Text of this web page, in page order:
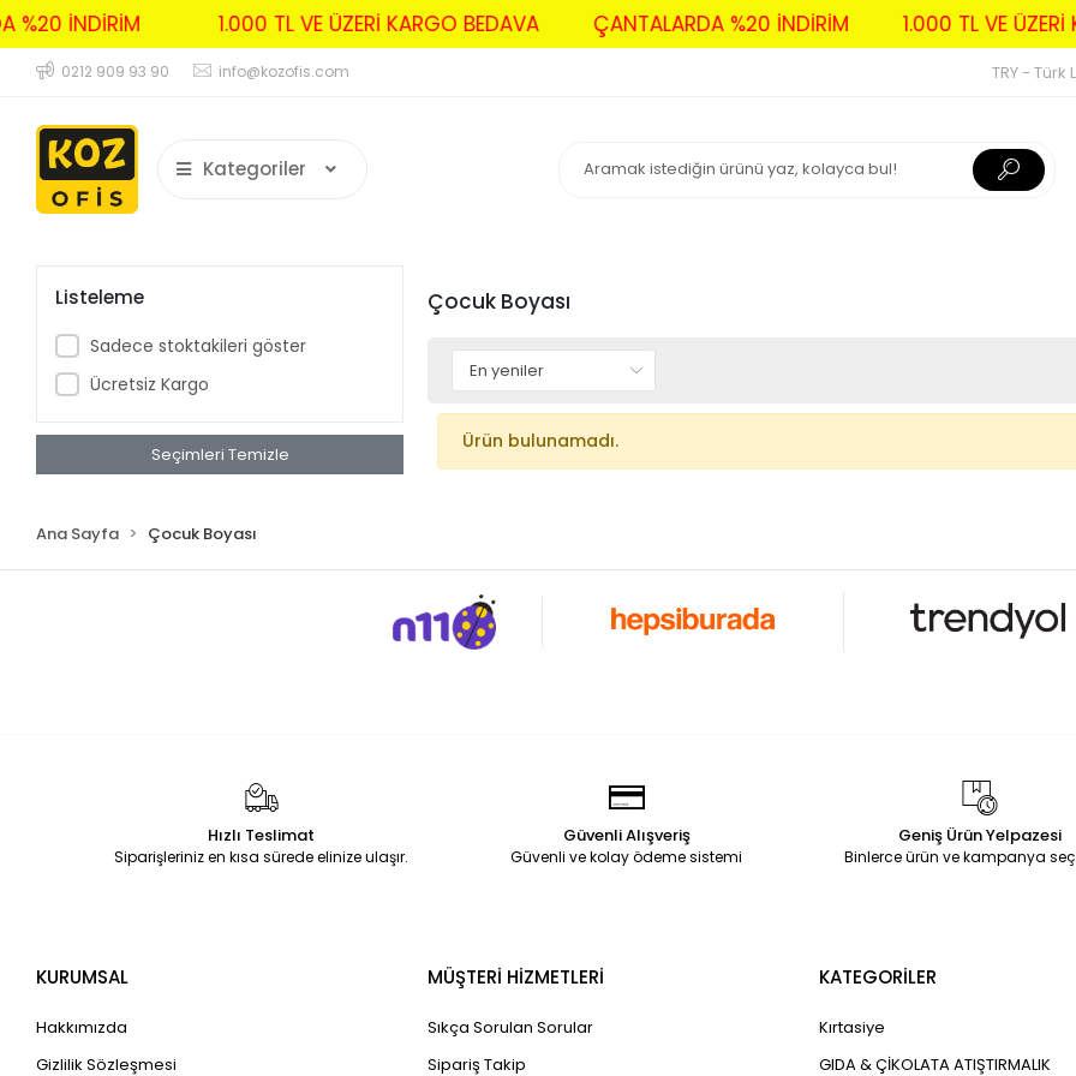
%20 İNDİRİM 1.000 TL VE ÜZERİ KARGO BEDAVA ÇANTALARDA %20 İNDİRİM 1.000 TL VE
0212 909 93 90 info@kozofis.com TRY - Türk
Kategoriler
Listeleme
Sadece stoktakileri göster
Ücretsiz Kargo
Seçimleri Temizle
Çocuk Boyası
Ürün bulunamadı.
Ana Sayfa Çocuk Boyası
Hızlı Teslimat
Siparişleriniz en kısa sürede elinize ulaşır.
Güvenli Alışveriş
Güvenli ve kolay ödeme sistemi
Geniş Ürün Yelpazesi
Binlerce ürün ve kampanya
KURUMSAL
Hakkımızda
Gizlilik Sözleşmesi
MÜŞTERİ HİZMETLERİ
Sıkça Sorulan Sorular
Sipariş Takip
KATEGORİLER
Kırtasiye
GIDA & ÇİKOLATA ATIŞTIRMALIK